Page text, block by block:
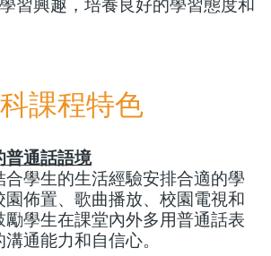
習興趣，培養良好的學習態度和
課程特色
普通話語境
合學生的生活經驗安排合適的學
園佈置、歌曲播放、校園電視和
學生在課堂內外多用普通話表
通能力和自信心。